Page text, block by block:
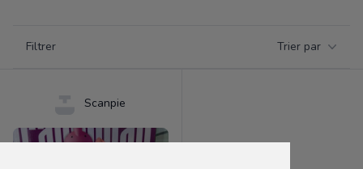
Filtrer Trier par
Scanpie